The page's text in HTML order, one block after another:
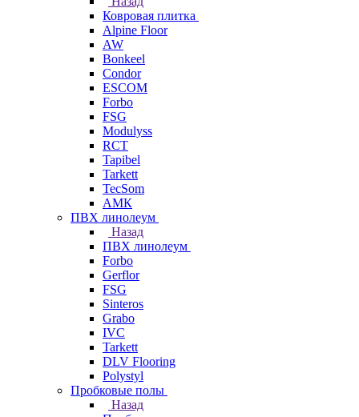
Ковровая плитка
Alpine Floor
AW
Bonkeel
Condor
ESCOM
Forbo
FSG
Modulyss
RCT
Tapibel
Tarkett
TecSom
АМК
ПВХ линолеум
Назад
ПВХ линолеум
Forbo
Gerflor
FSG
Sinteros
Grabo
IVC
Tarkett
DLV Flooring
Polystyl
Пробковые полы
Назад